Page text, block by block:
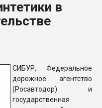
вакуумного
в
СИБУР, Федеральное
дорожное агентство
(Росавтодор) и
государственная